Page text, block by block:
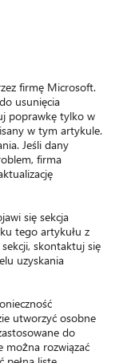
firmę Microsoft.
usunięcia
poprawkę tylko w
w tym artykule.
Jeśli dany
firma
się sekcja
tego artykułu z
skontaktuj się
uzyskania
utworzyć osobne
do
rozwiązać